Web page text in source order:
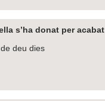
s’ha donat per acabat
deu dies